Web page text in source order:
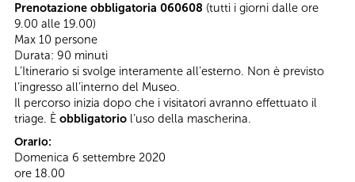
Prenotazione obbligatoria 060608 (tutti i giorni dalle ore
9.00 alle 19.00)
Max 10 persone
Durata: 90 minuti
L’Itinerario si svolge interamente all’esterno. Non è previsto
l’ingresso all’interno del Museo.
Il percorso inizia dopo che i visitatori avranno effettuato il
triage. È obbligatorio l’uso della mascherina.
Orario:
Domenica 6 settembre 2020
ore 18.00